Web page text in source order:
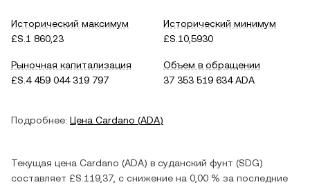
Исторический максимум
£S.1 860,23
Исторический минимум
£S.10,5930
Рыночная капитализация
£S.4 459 044 319 797
Объем в обращении
37 353 519 634 ADA
Подробнее: Цена Cardano (ADA)
Текущая цена Cardano (ADA) в суданский фунт (SDG)
составляет £S.119,37 , c снижение на 0,00 % за последние